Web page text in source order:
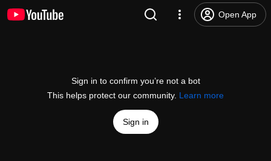
Open App
Sign in to confirm you’re not a bot
This helps protect our community. Learn more
Sign in